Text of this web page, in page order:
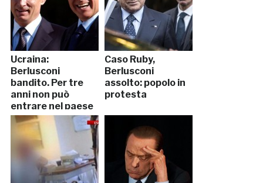
Ucraina:
Berlusconi
bandito. Per tre
anni non può
entrare nel paese
Caso Ruby,
Berlusconi
assolto: popolo in
protesta